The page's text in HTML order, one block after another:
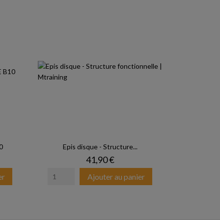
Epis disque - Structure...
Prix
41,90 €
Ajouter au panier